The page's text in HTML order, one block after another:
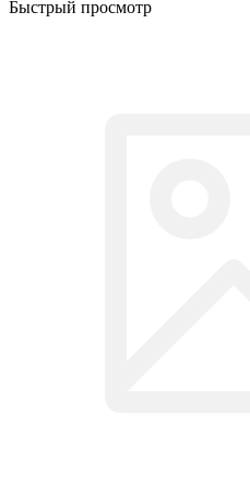
Быстрый просмотр